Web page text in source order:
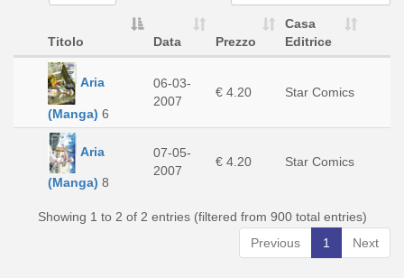
Titolo Data Prezzo
Casa
Editrice
Aria
(Manga) 6
06-03-
2007
€ 4.20 Star Comics
Aria
(Manga) 8
07-05-
2007
€ 4.20 Star Comics
Showing 1 to 2 of 2 entries (filtered from 900 total entries)
Previous
1 Next